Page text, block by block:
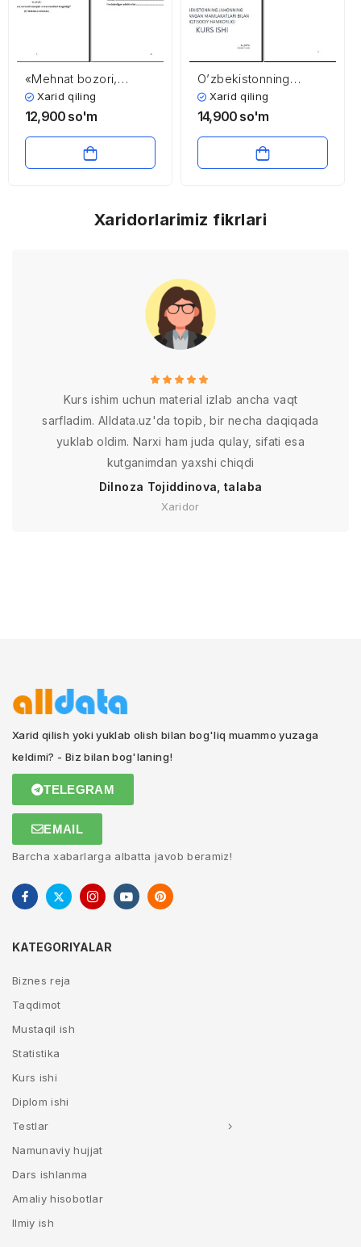
«Mehnat bozori,
turmush darajasi va
daromadlari
(O’zbekiston misolida)
Xarid qiling
12,900 so'm
O’zbekistonning
jahonning rivojlangan
mamlakatlari bilan
Xarid qiling
14,900 so'm
Xaridorlarimiz fikrlari
Kurs ishim uchun material izlab ancha vaqt
sarfladim. Alldata.uz'da topib, bir necha daqiqada
yuklab oldim. Narxi ham juda qulay, sifati esa
kutganimdan yaxshi chiqdi
Dilnoza Tojiddinova, talaba
Xaridor
Xarid qilish yoki yuklab olish bilan bog'liq muammo yuzaga
keldimi? - Biz bilan bog'laning!
TELEGRAM
EMAIL
Barcha xabarlarga albatta javob beramiz!
KATEGORIYALAR
Biznes reja
Taqdimot
Mustaqil ish
Statistika
Kurs ishi
Diplom ishi
Testlar
Namunaviy hujjat
Dars ishlanma
Amaliy hisobotlar
Ilmiy ish